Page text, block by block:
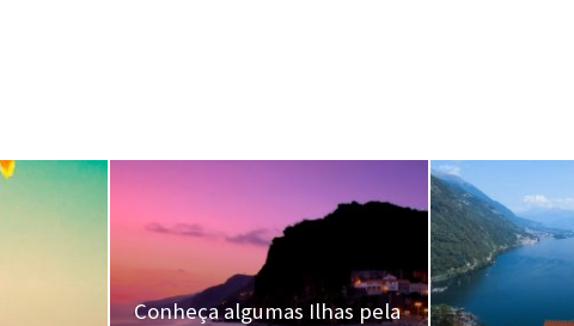
Conheça algumas Ilhas pela